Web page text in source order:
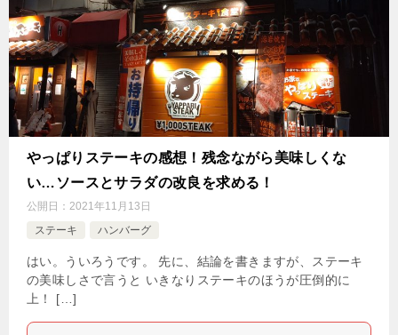
やっぱりステーキの感想！残念ながら美味しくな
い…ソースとサラダの改良を求める！
公開日： 2021年11月13日
ステーキ
ハンバーグ
はい。ういろうです。 先に、結論を書きますが、ステーキ
の美味しさで言うと いきなりステーキのほうが圧倒的に
上！ […]